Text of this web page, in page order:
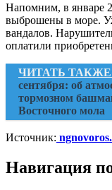
Напомним, в январе
выброшены в море.
вандалов.
оплатили
ЧИТАТЬ
сентября: об
тормозном
Восточного мола
Источник:
Навигация